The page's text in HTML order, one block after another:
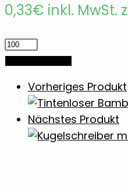
0,33€ inkl. MwSt.
tintenloser
Stift
Vorheriges Produkt
Nächstes Produkt